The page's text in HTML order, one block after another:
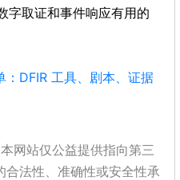
取证和事件响应有用的
DFIR 工具、剧本、证据
网站仅公益提供指向第三
法性、准确性或安全性承